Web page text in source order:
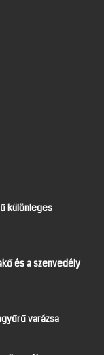
különleges
és a szenvedély
varázsa